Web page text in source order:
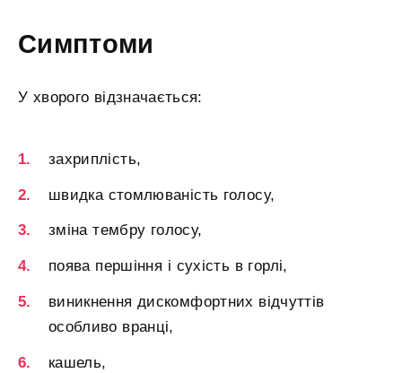
Симптоми
У хворого відзначається:
захриплість,
швидка стомлюваність голосу,
зміна тембру голосу,
поява першіння і сухість в горлі,
виникнення дискомфортних відчуттів
особливо вранці,
кашель,